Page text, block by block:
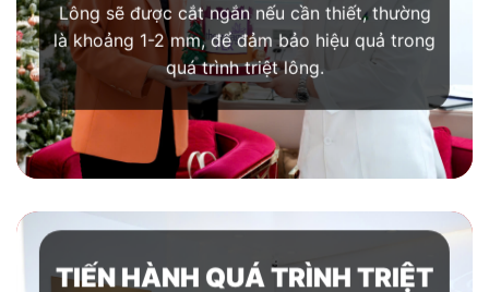
Lông sẽ được cắt ngắn nếu cần thiết, thường
là khoảng 1-2 mm, để đảm bảo hiệu quả trong
quá trình triệt lông.
TIẾN HÀNH QUÁ TRÌNH TRIỆT